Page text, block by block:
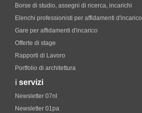
Borse di studio, assegni di ricerca, incarichi
Elenchi professionisti per affidamenti d'incarico
Gare per affidamenti d'incarico
Offerte di stage
Rapporti di Lavoro
Portfolio di architettura
i servizi
Newsletter 07nl
Newsletter 01pa